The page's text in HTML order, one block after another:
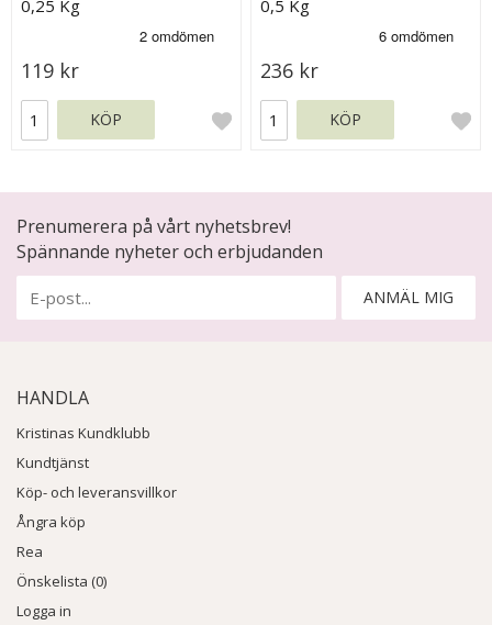
0,25 Kg
119 kr
KÖP
0,5 Kg
236 kr
KÖP
Prenumerera på vårt nyhetsbrev!
Spännande nyheter och erbjudanden
ANMÄL MIG
HANDLA
Kristinas Kundklubb
Kundtjänst
Köp- och leveransvillkor
Ångra köp
Rea
Önskelista (0)
Logga in